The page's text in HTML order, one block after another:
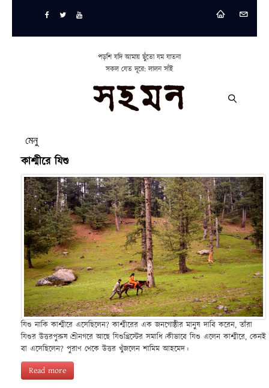
পড়শি যদি আমায় ছুঁতো যম যাতনা
সকল যেত দূরে: লালন সাঁই
মেনু
কাশ্মীরে যিশু
যিশু নাকি কাশ্মীরে এসেছিলেন? কাশ্মীরের এক জনগোষ্ঠীর মানুষ দাবি করেন, তাঁরা
যিশুর উত্তরপুরুষ।শ্রীনগরে আছে যিশুখ্রিস্টের সমাধি।কীভাবে যিশু এলেন কাশ্মীরে, কেনই
বা এসেছিলেন? পুরাণ থেকে উত্তর খুঁজলেন শামিম আহমেদ।
Read more